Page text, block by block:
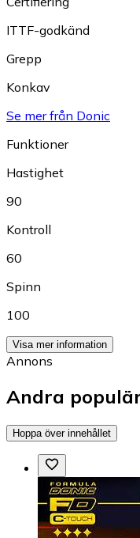
ITTF-godkänd
Grepp
Konkav
Se mer från Donic
Funktioner
Hastighet
90
Kontroll
60
Spinn
100
Visa mer information
Annons
Andra
Hoppa över innehållet